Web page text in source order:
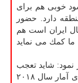
خوبی هم برای
دارد. حضور
ایران است هم
كمك می نماید
نمود: شاید تعجب
كنید كه میزان صادرات برزیل به قاره آفریقا برمبنای آمار سال ۲۰۱۸